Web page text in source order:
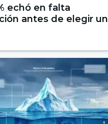
echó en falta
antes de elegir un